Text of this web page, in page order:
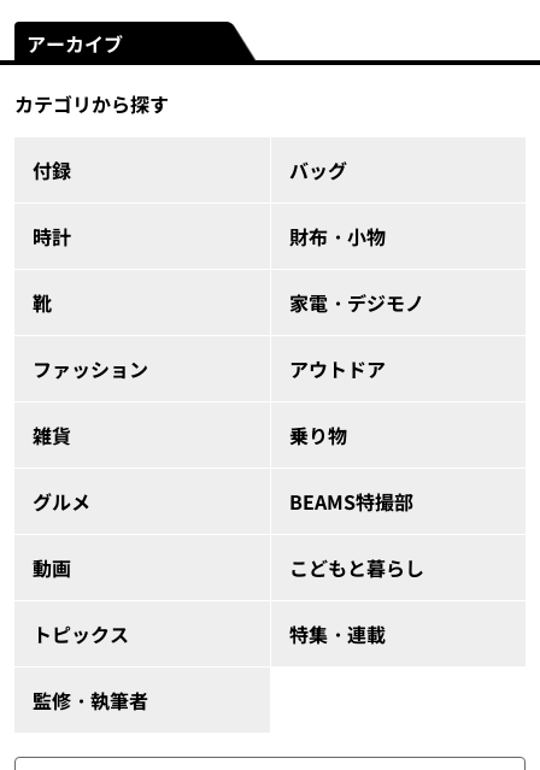
アーカイブ
カテゴリから探す
付録 バッグ
時計 財布・小物
靴 家電・デジモノ
ファッション アウトドア
雑貨 乗り物
グルメ BEAMS特撮部
動画 こどもと暮らし
トピックス 特集・連載
監修・執筆者